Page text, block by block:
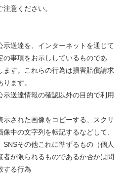
意ください。
送達を、インターネットを通じて
の事項をお示ししているものであ
ます。これらの行為は損害賠償請求
ます。
示送達情報の確認以外の目的で利用
示された画像をコピーする、スクリ
中の文字列を転記するなどして、
SNSその他これに準ずるもの（個人
者が限られるものであるか否かは問
する行為